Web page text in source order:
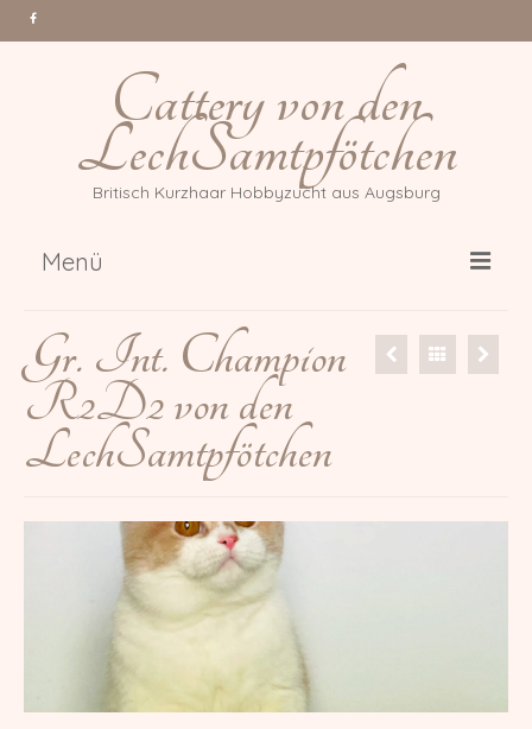
Cattery von den
LechSamtpfötchen
Britisch Kurzhaar Hobbyzucht aus Augsburg
Menü
Über uns
Katzen
Gr. Int. Champion Tessa Million
Reasons *PL
DonauBärchen
Europa Champion Monchichi von den
LechSamtpfötchen
Worldchampion Gippy Air Force Cat
Kater
Gr. Int. Champion
R2D2 von den
LechSamtpfötchen